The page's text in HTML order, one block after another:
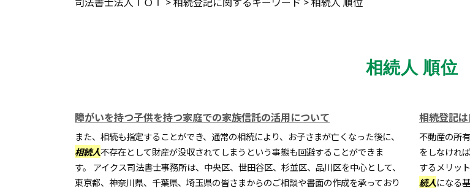
相続人 順位
障がいを持つ子供を持つ家庭での家族信託の活用について
また、相続も指定することができ、通常の相続により、お子さまが亡くなった後に、
相続人不存在として財産が没収されてしまうという事態も回避することができま
す。 アイクス司法書士事務所は、中央区、世田谷区、杉並区、品川区を中心として、
東京都、神奈川県、千葉県、埼玉県の皆さまからのご相談や書面の作成を承っており
相続登記
不動産の所
をしなけれ
するメリッ
続人になる